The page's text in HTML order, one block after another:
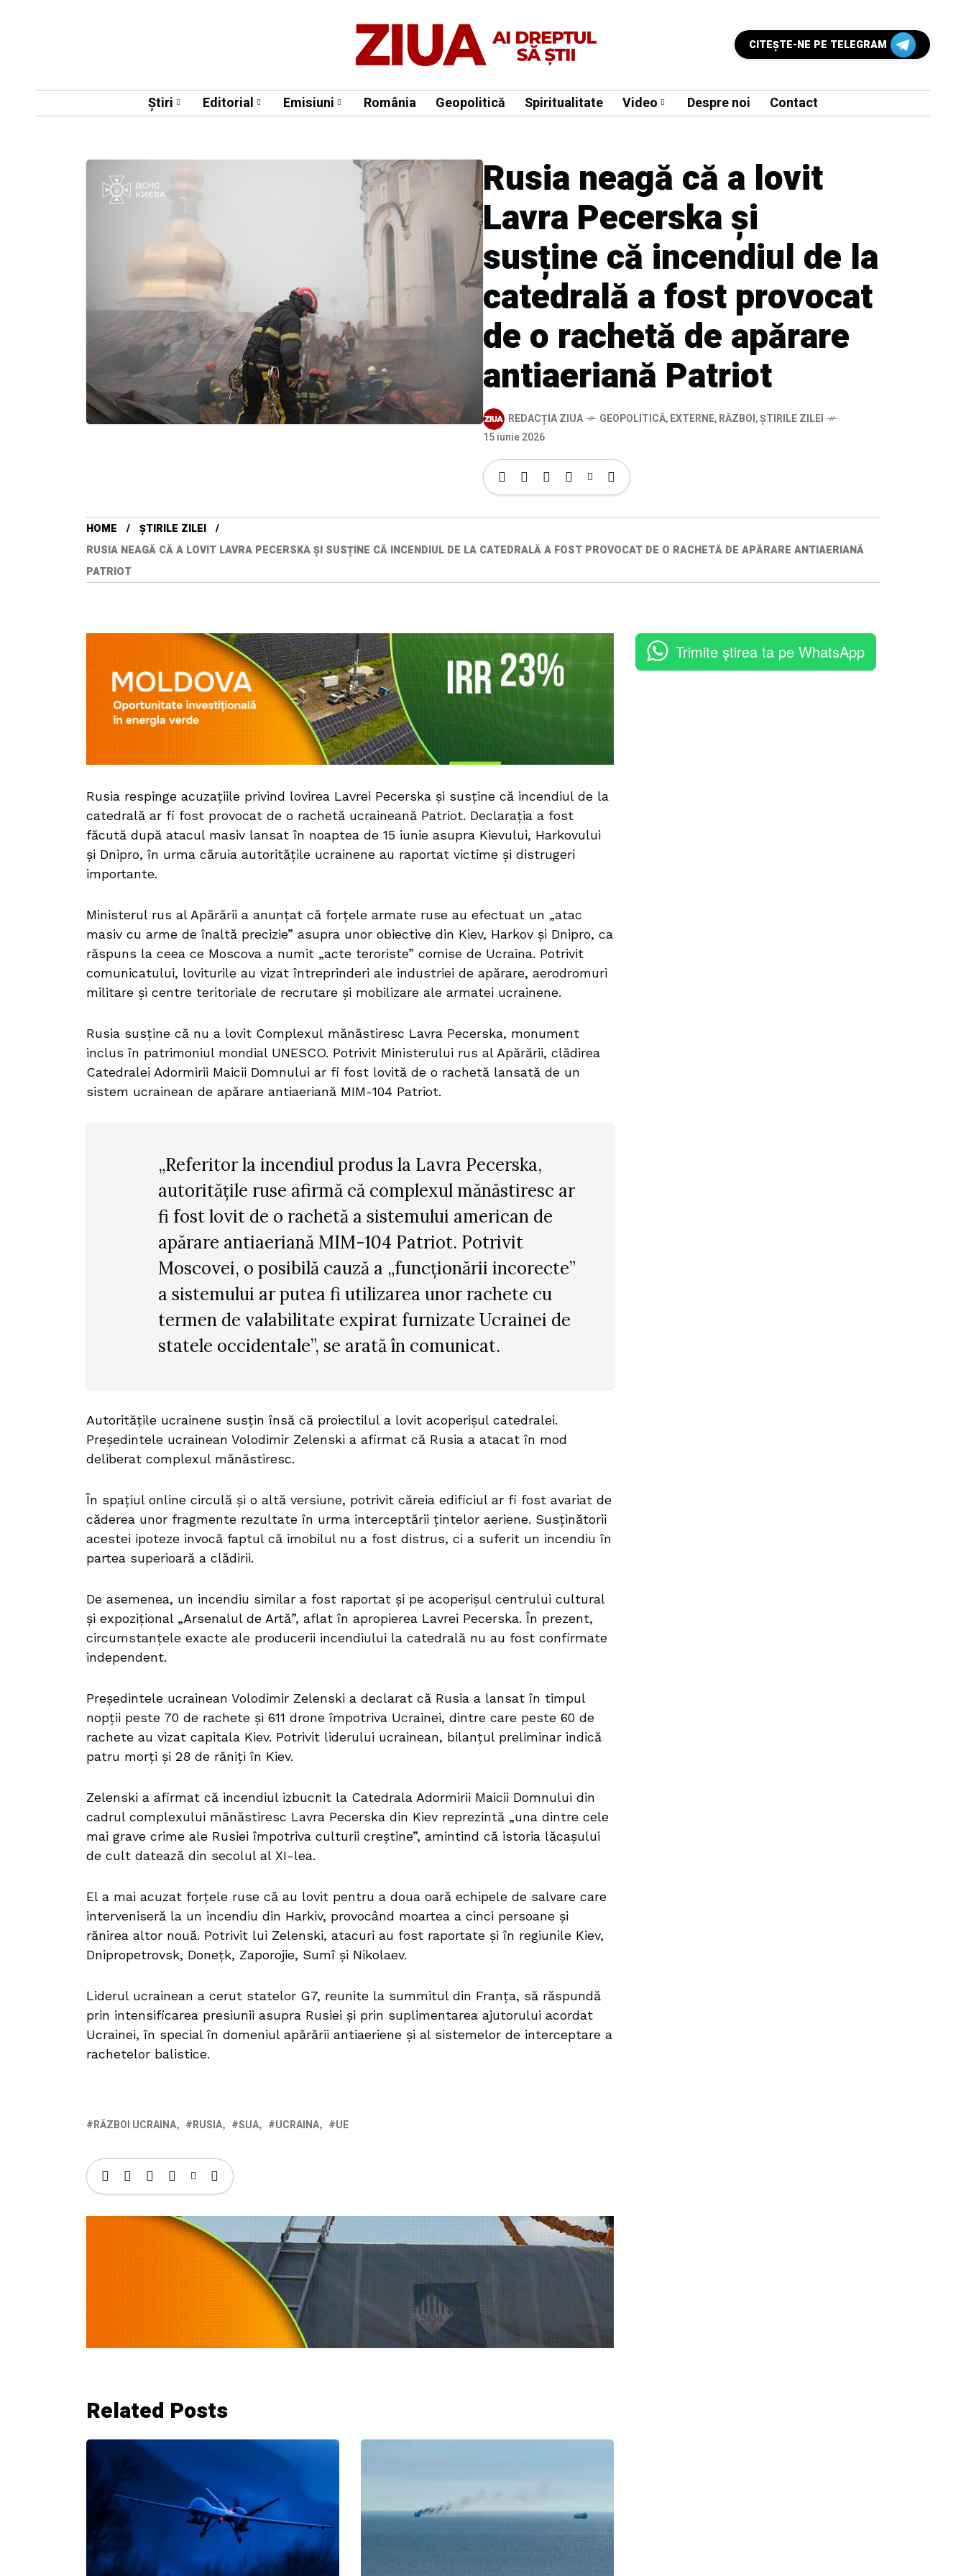
CITEŞTE-NE PE TELEGRAM
Știri Editorial Emisiuni România Geopolitică Spiritualitate Video Despre noi Contact
Rusia neagă că a lovit
Lavra Pecerska și
susține că incendiul de la
catedrală a fost provocat
de o rachetă de apărare
antiaeriană Patriot
REDACȚIA ZIUA GEOPOLITICĂ,EXTERNE,RĂZBOI,ȘTIRILE ZILEI
15 iunie 2026
HOME
ȘTIRILE ZILEI
RUSIA NEAGĂ CĂ A LOVIT LAVRA PECERSKA ȘI SUSȚINE CĂ INCENDIUL DE LA CATEDRALĂ A FOST PROVOCAT DE O RACHETĂ DE APĂRARE ANTIAERIANĂ
PATRIOT
Rusia respinge acuzațiile privind lovirea Lavrei Pecerska și susține că incendiul de la
catedrală ar fi fost provocat de o rachetă ucraineană Patriot. Declarația a fost
făcută după atacul masiv lansat în noaptea de 15 iunie asupra Kievului, Harkovului
și Dnipro, în urma căruia autoritățile ucrainene au raportat victime și distrugeri
importante.
Ministerul rus al Apărării a anunțat că forțele armate ruse au efectuat un „atac
masiv cu arme de înaltă precizie” asupra unor obiective din Kiev, Harkov și Dnipro, ca
răspuns la ceea ce Moscova a numit „acte teroriste” comise de Ucraina. Potrivit
comunicatului, loviturile au vizat întreprinderi ale industriei de apărare, aerodromuri
militare și centre teritoriale de recrutare și mobilizare ale armatei ucrainene.
Rusia susține că nu a lovit Complexul mănăstiresc Lavra Pecerska, monument
inclus în patrimoniul mondial UNESCO. Potrivit Ministerului rus al Apărării, clădirea
Catedralei Adormirii Maicii Domnului ar fi fost lovită de o rachetă lansată de un
sistem ucrainean de apărare antiaeriană MIM-104 Patriot.
„Referitor la incendiul produs la Lavra Pecerska,
autoritățile ruse afirmă că complexul mănăstiresc ar
fi fost lovit de o rachetă a sistemului american de
apărare antiaeriană MIM-104 Patriot. Potrivit
Moscovei, o posibilă cauză a „funcționării incorecte”
a sistemului ar putea fi utilizarea unor rachete cu
termen de valabilitate expirat furnizate Ucrainei de
statele occidentale”, se arată în comunicat.
Autoritățile ucrainene susțin însă că proiectilul a lovit acoperișul catedralei.
Președintele ucrainean Volodimir Zelenski a afirmat că Rusia a atacat în mod
deliberat complexul mănăstiresc.
În spațiul online circulă și o altă versiune, potrivit căreia edificiul ar fi fost avariat de
căderea unor fragmente rezultate în urma interceptării țintelor aeriene. Susținătorii
acestei ipoteze invocă faptul că imobilul nu a fost distrus, ci a suferit un incendiu în
partea superioară a clădirii.
De asemenea, un incendiu similar a fost raportat și pe acoperișul centrului cultural
și expozițional „Arsenalul de Artă”, aflat în apropierea Lavrei Pecerska. În prezent,
circumstanțele exacte ale producerii incendiului la catedrală nu au fost confirmate
independent.
Președintele ucrainean Volodimir Zelenski a declarat că Rusia a lansat în timpul
nopții peste 70 de rachete și 611 drone împotriva Ucrainei, dintre care peste 60 de
rachete au vizat capitala Kiev. Potrivit liderului ucrainean, bilanțul preliminar indică
patru morți și 28 de răniți în Kiev.
Zelenski a afirmat că incendiul izbucnit la Catedrala Adormirii Maicii Domnului din
cadrul complexului mănăstiresc Lavra Pecerska din Kiev reprezintă „una dintre cele
mai grave crime ale Rusiei împotriva culturii creștine”, amintind că istoria lăcașului
de cult datează din secolul al XI-lea.
El a mai acuzat forțele ruse că au lovit pentru a doua oară echipele de salvare care
interveniseră la un incendiu din Harkiv, provocând moartea a cinci persoane și
rănirea altor nouă. Potrivit lui Zelenski, atacuri au fost raportate și în regiunile Kiev,
Dnipropetrovsk, Donețk, Zaporojie, Sumî și Nikolaev.
Liderul ucrainean a cerut statelor G7, reunite la summitul din Franța, să răspundă
prin intensificarea presiunii asupra Rusiei și prin suplimentarea ajutorului acordat
Ucrainei, în special în domeniul apărării antiaeriene și al sistemelor de interceptare a
rachetelor balistice.
RĂZBOI UCRAINA RUSIA SUA UCRAINA UE
Related Posts
Trimite știrea ta pe WhatsApp